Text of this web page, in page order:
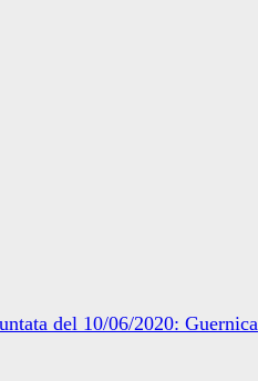
del 10/06/2020: Guernica